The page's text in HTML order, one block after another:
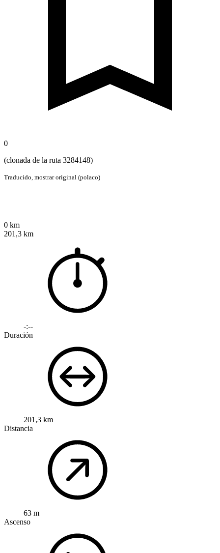
0
(clonada de la ruta 3284148)
Traducido, mostrar original (polaco)
0 km
201,3 km
-:--
Duración
201,3 km
Distancia
63 m
Ascenso